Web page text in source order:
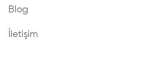
Blog
İletişim